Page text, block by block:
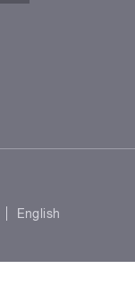
English